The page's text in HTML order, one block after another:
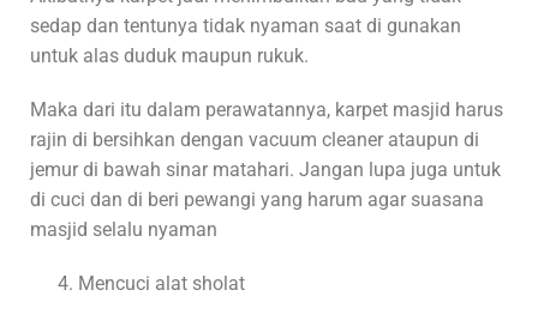
sedap dan tentunya tidak nyaman saat di gunakan
untuk alas duduk maupun rukuk.
Maka dari itu dalam perawatannya, karpet masjid harus
rajin di bersihkan dengan vacuum cleaner ataupun di
jemur di bawah sinar matahari. Jangan lupa juga untuk
di cuci dan di beri pewangi yang harum agar suasana
masjid selalu nyaman
Mencuci alat sholat